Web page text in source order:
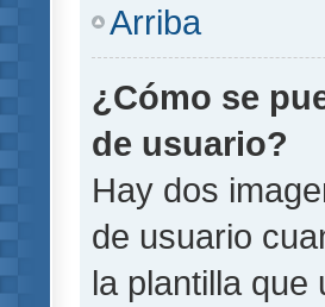
Arriba
¿Cómo se
de usuario?
Hay dos
de usuario
la plantilla que